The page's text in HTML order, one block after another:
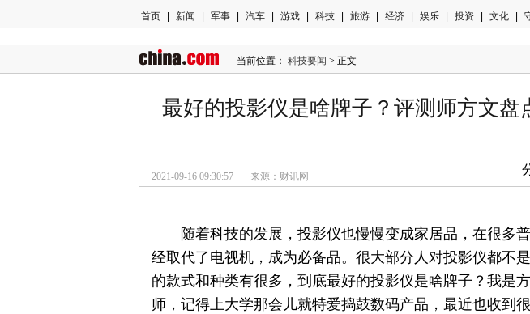
首页 新闻 军事 汽车 游戏 科技 旅游 经济 娱乐 投资 文化
当前位置： 科技要闻 > 正文
最好的投影仪是啥牌子？评测师方文盘
2021-09-16 09:30:57 来源：财讯网
随着科技的发展，投影仪也慢慢变成家居品，在很多
经取代了电视机，成为必备品。很大部分人对投影仪都不
的款式和种类有很多，到底最好的投影仪是啥牌子？我是
师，记得上大学那会儿就特爱捣鼓数码产品，最近也收到